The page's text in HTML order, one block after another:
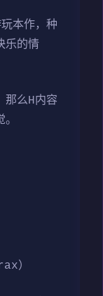
本作，种
乐的情
那么H内容
）